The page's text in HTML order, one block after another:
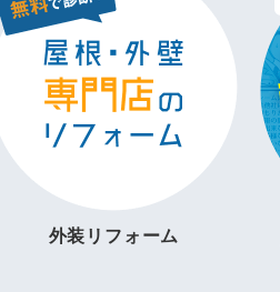
外装リフォーム